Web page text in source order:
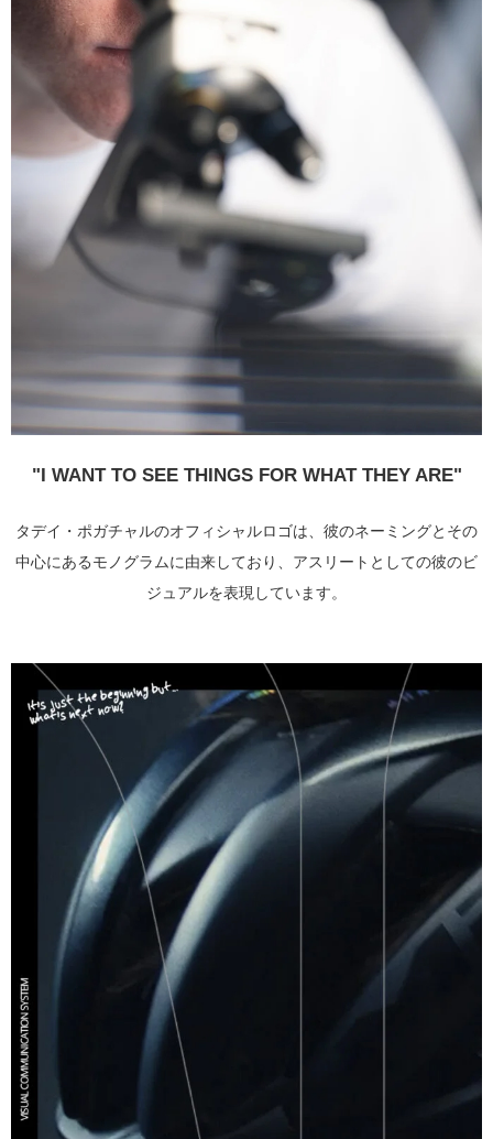
"I WANT TO SEE THINGS FOR WHAT THEY ARE"
タデイ・ポガチャルのオフィシャルロゴは、彼のネーミングとその
中心にあるモノグラムに由来しており、アスリートとしての彼のビ
ジュアルを表現しています。